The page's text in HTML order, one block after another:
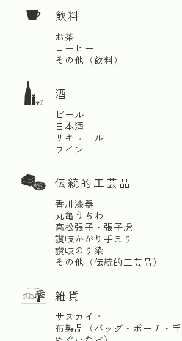
飲料
お茶
コーヒー
その他（飲料）
酒
ビール
日本酒
リキュール
ワイン
伝統的工芸品
香川漆器
丸亀うちわ
高松張子・張子虎
讃岐かがり手まり
讃岐のり染
その他（伝統的工芸品）
雑貨
サヌカイト
布製品（バッグ・ポーチ・手